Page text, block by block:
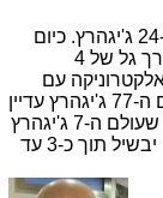
השימוש המרכזי בתדרים למכ"ם הוא בתחום ה-24 ג'יגהרץ. כיום
החל מעבר לשימוש ב-77 ג'יגהרץ, זה בא עם אורך גל של 4
עם
אנטנות מאוד זעירות. הציוד של האנטנות בתחום ה-77 ג'יגהרץ עדיין
יקר וציוד המדידה לתחומים הללו ממש יקר. כך, שעולם ה-7 ג'יגהרץ
עדיין מצוי בתחילת דרכו. להערכתי, התחום הזה יבשיל תוך כ-3 עד